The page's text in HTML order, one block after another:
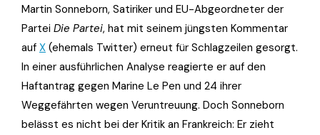
Martin Sonneborn, Satiriker und EU-Abgeordneter der
Partei Die Partei, hat mit seinem jüngsten Kommentar
auf X (ehemals Twitter) erneut für Schlagzeilen gesorgt.
In einer ausführlichen Analyse reagierte er auf den
Haftantrag gegen Marine Le Pen und 24 ihrer
Weggefährten wegen Veruntreuung. Doch Sonneborn
belässt es nicht bei der Kritik an Frankreich: Er zieht